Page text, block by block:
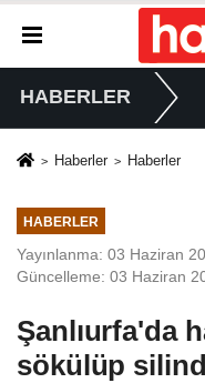
HABERLER
Haberler Haberler
HABERLER
Yayınlanma: 03 Haziran
Güncelleme: 03 Haziran
Şanlıurfa'da
sökülüp